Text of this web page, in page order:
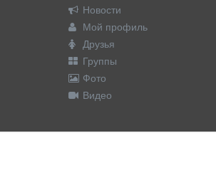
Новости
Мой профиль
Друзья
Группы
Фото
Видео